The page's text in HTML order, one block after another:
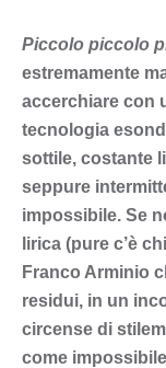
Piccolo piccolo
estremamente
accerchiare con
tecnologia
sottile, costante
seppure
impossibile. Se
lirica (pure c’è
Franco Arminio
residui, in un
circense di
come